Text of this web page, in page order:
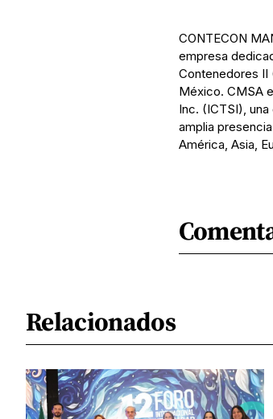
CONTECON
empresa
Contenedores II
México. CMSA
Inc. (ICTSI),
amplia
América, Asia,
Relacionados